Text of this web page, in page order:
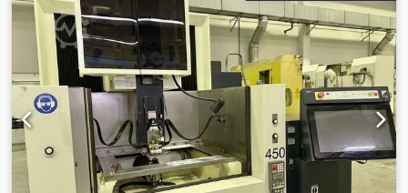
2 300 mm, altura da peça de trabalho (máx.):260 mm,
largura da peça (máx.):
650 mm, comprimento da peça
(máx.): 940 mm , peso total: 6 000 kg , Máquina de corte por
fio CNC em muito bom estado. Foi completamente
verificada por um técnico de serviço da Makino. A máquina
foi limpa e todas as bombas foram verificadas, com novos
rolamentos e vedadas. Dcsdewww Nqspfx Adkok